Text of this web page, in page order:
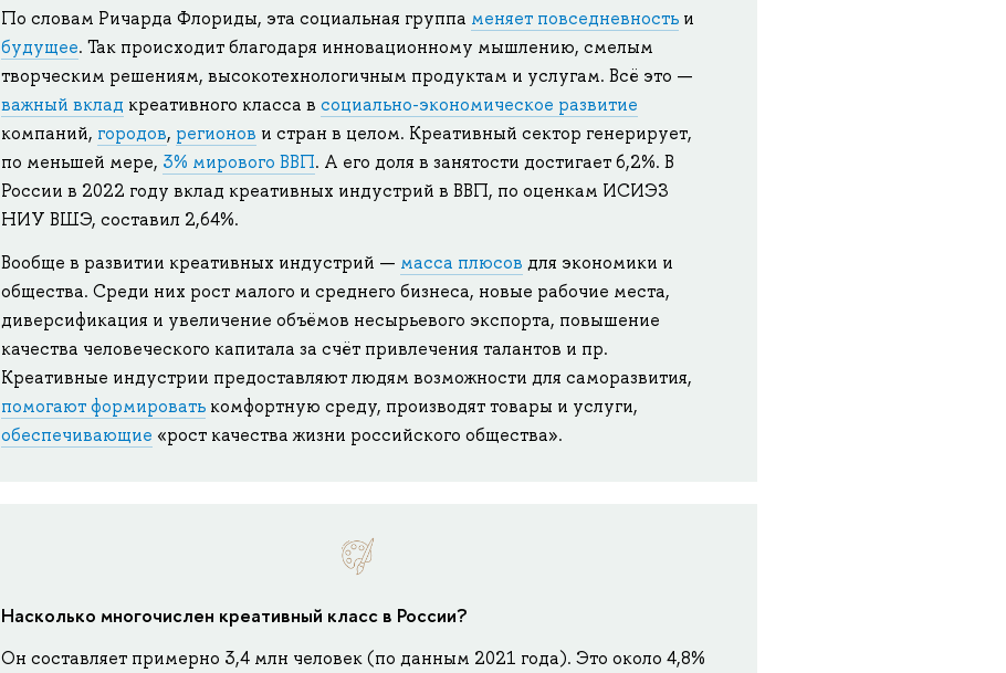
По словам Ричарда Флориды, эта социальная группа меняет повседневность и
будущее. Так происходит благодаря инновационному мышлению, смелым
творческим решениям, высокотехнологичным продуктам и услугам. Всё это —
важный вклад креативного класса всоциально-экономическое развитие
компаний, городов, регионов и стран в целом. Креативный сектор генерирует,
по меньшей мере, 3% мирового ВВП. А его доля в занятости достигает 6,2%. В
России в 2022 году вклад креативных индустрий в ВВП, по оценкам ИСИЭЗ
НИУ ВШЭ, составил 2,64%.
Вообще в развитии креативных индустрий — масса плюсов для экономики и
общества. Среди них рост малого и среднего бизнеса, новые рабочие места,
диверсификация и увеличение объёмов несырьевого экспорта, повышение
качества человеческого капитала за счёт привлечения талантов и пр.
Креативные индустрии предоставляют людям возможности для саморазвития,
помогают формировать комфортную среду, производят товары и услуги,
обеспечивающие «рост качества жизни российского общества».
Насколько многочислен креативный класс в России?
Он составляет примерно 3,4 млн человек (по данным 2021 года). Это около 4,8%